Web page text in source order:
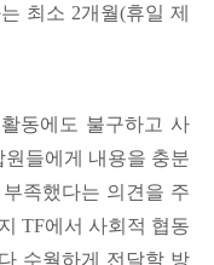
최소 2개월(휴일 제
동에도 불구하고 사
들에게 내용을 충분
족했다는 의견을 주
TF에서 사회적 협동
수월하게 전달할 방